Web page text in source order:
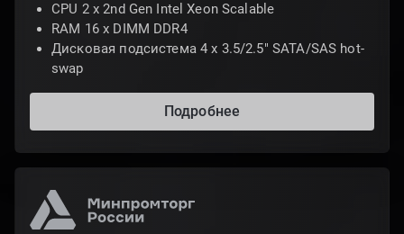
CPU 2 х 2nd Gen Intel Xeon Scalable
RAM 16 x DIMM DDR4
Дисковая подсистема 4 х 3.5/2.5" SATA/SAS hot-
swap
Подробнее